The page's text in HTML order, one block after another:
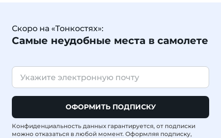
Скоро на «Тонкостях»:
Самые неудобные места в самолете
ОФОРМИТЬ ПОДПИСКУ
Конфиденциальность данных гарантируется, от подписки
можно отказаться в любой момент. Оформляя подписку,